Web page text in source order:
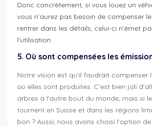
Donc concrètement, si vous louez un
vous n’aurez pas besoin de compenser
rentrer dans les détails, celui-ci n’émet
l’utilisation.
5. Où sont compensées les
Notre vision est qu’il faudrait compenser
où elles sont produites. C’est bien joli
arbres à l’autre bout du monde, mais si
tournent en Suisse et dans les régions
bon ? Aussi, nous avons choisi l’option de